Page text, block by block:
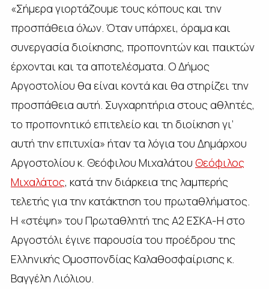
«Σήμερα γιορτάζουμε τους κόπους και την
προσπάθεια όλων. Όταν υπάρχει, όραμα και
συνεργασία διοίκησης, προπονητών και παικτών
έρχονται και τα αποτελέσματα. Ο Δήμος
Αργοστολίου θα είναι κοντά και θα στηρίζει την
προσπάθεια αυτή. Συγχαρητήρια στους αθλητές,
το προπονητικό επιτελείο και τη διοίκηση γι’
αυτή την επιτυχία» ήταν τα λόγια του Δημάρχου
Αργοστολίου κ. Θεόφιλου Μιχαλάτου Θεόφιλος
Μιχαλάτος, κατά την διάρκεια της λαμπερής
τελετής για την κατάκτηση του πρωταθλήματος.
Η «στέψη» του Πρωταθλητή της Α2 ΕΣΚΑ-Η στο
Αργοστόλι έγινε παρουσία του προέδρου της
Ελληνικής Ομοσπονδίας Καλαθοσφαίρισης κ.
Βαγγέλη Λιόλιου.